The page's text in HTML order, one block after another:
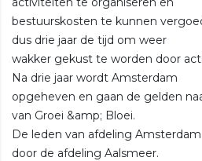
bestuurskosten te kunnen
dus drie jaar de tijd om weer
wakker gekust te worden door
Na drie jaar wordt Amsterdam
opgeheven en gaan de gelden
van Groei &amp; Bloei.
De leden van afdeling
door de afdeling Aalsmeer.